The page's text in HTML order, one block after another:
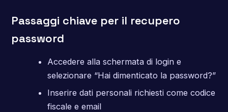
Passaggi chiave per il recupero
password
Accedere alla schermata di login e
selezionare “Hai dimenticato la password?”
Inserire dati personali richiesti come codice
fiscale e email